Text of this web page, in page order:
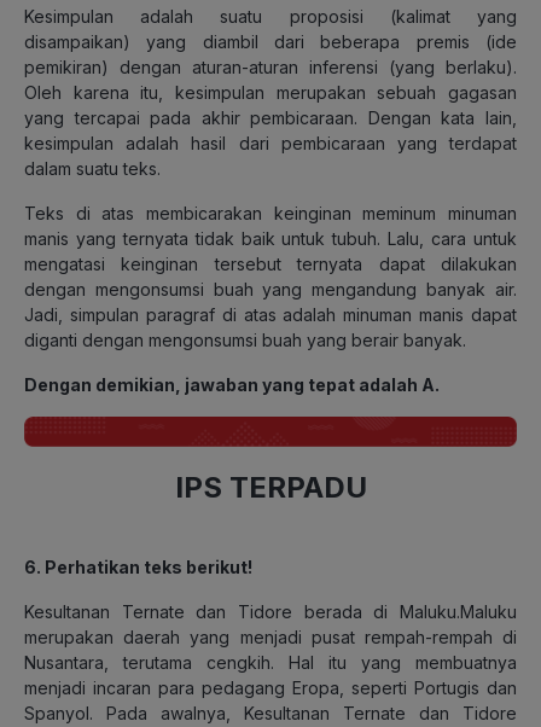
Kesimpulan adalah suatu proposisi (kalimat yang
disampaikan) yang diambil dari beberapa premis (ide
pemikiran) dengan aturan-aturan inferensi (yang berlaku).
Oleh karena itu, kesimpulan merupakan sebuah gagasan
yang tercapai pada akhir pembicaraan. Dengan kata lain,
kesimpulan adalah hasil dari pembicaraan yang terdapat
dalam suatu teks.
Teks di atas membicarakan keinginan meminum minuman
manis yang ternyata tidak baik untuk tubuh. Lalu, cara untuk
mengatasi keinginan tersebut ternyata dapat dilakukan
dengan mengonsumsi buah yang mengandung banyak air.
Jadi, simpulan paragraf di atas adalah minuman manis dapat
diganti dengan mengonsumsi buah yang berair banyak.
Dengan demikian, jawaban yang tepat adalah A.
IPS TERPADU
6. Perhatikan teks berikut!
Kesultanan Ternate dan Tidore berada di Maluku.Maluku
merupakan daerah yang menjadi pusat rempah-rempah di
Nusantara, terutama cengkih. Hal itu yang membuatnya
menjadi incaran para pedagang Eropa, seperti Portugis dan
Spanyol. Pada awalnya, Kesultanan Ternate dan Tidore